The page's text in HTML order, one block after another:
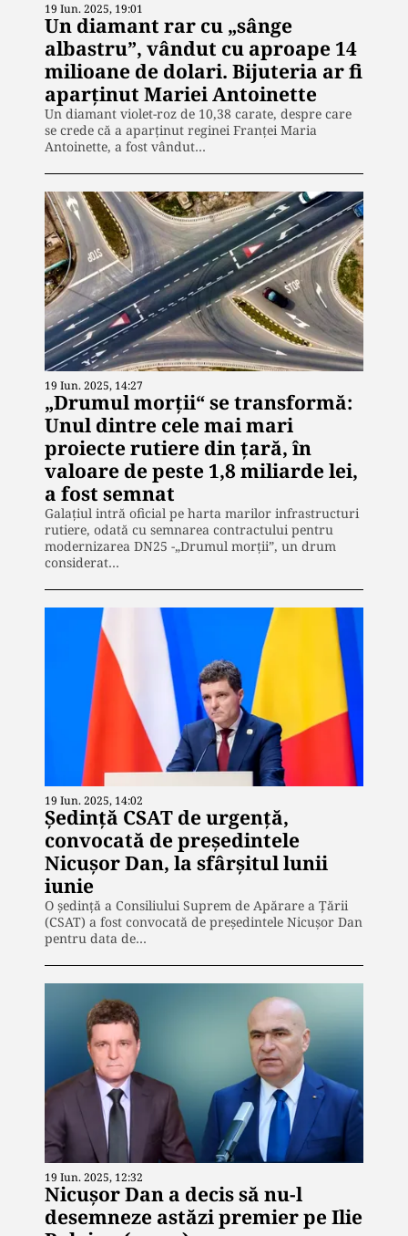
19 Iun. 2025, 19:01
Un diamant rar cu „sânge
albastru”, vândut cu aproape 14
milioane de dolari. Bijuteria ar fi
aparținut Mariei Antoinette
Un diamant violet-roz de 10,38 carate, despre care
se crede că a aparținut reginei Franței Maria
Antoinette, a fost vândut…
19 Iun. 2025, 14:27
„Drumul morţii“ se transformă:
Unul dintre cele mai mari
proiecte rutiere din ţară, în
valoare de peste 1,8 miliarde lei,
a fost semnat
Galațiul intră oficial pe harta marilor infrastructuri
rutiere, odată cu semnarea contractului pentru
modernizarea DN25 -„Drumul morții”, un drum
considerat…
19 Iun. 2025, 14:02
Şedinţă CSAT de urgenţă,
convocată de preşedintele
Nicuşor Dan, la sfârşitul lunii
iunie
O ședință a Consiliului Suprem de Apărare a Țării
(CSAT) a fost convocată de preşedintele Nicuşor Dan
pentru data de…
19 Iun. 2025, 12:32
Nicuşor Dan a decis să nu-l
desemneze astăzi premier pe Ilie